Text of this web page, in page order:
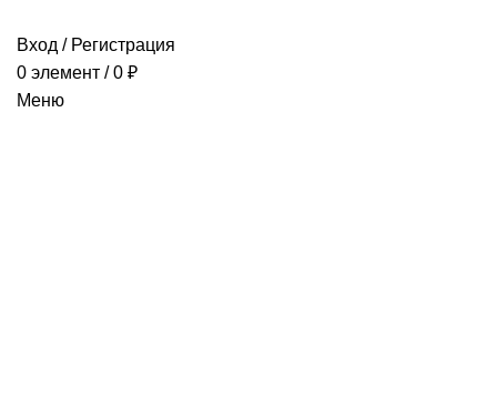
Вход / Регистрация
0 элемент / 0 ₽
Меню